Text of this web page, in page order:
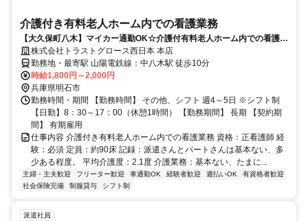
介護付き有料老人ホーム内での看護業務
【大久保町八木】マイカー通勤OK☆介護付有料老人ホーム内での看護業
務(正看護師)/1-8214H/最寄り:中八木駅
株式会社トラストグロース西日本 本店
勤務地・最寄駅 山陽電鉄線：中八木駅 徒歩10分
時給1,800円～2,000円
兵庫県明石市
勤務時間・期間 【勤務時間】 その他、シフト 週4～5日 ※シフト制
【日勤】8：30～17：00（休憩1時間） 【勤務期間】 長期 【契約期
間】 有期雇用
仕事内容 介護付き有料老人ホーム内での看護業務 資格：正看護師 経
験：必須 定員：約90床 記録：派遣さんとパートさんは基本ない、多
少ある程度。 平均介護度：2.1度 介護業務：基本ない、たまに...
主婦・主夫歓迎 フリーター歓迎 車通勤OK 経験者歓迎 週払いOK
有資格者歓迎
社会保険完備
制服貸与 シフト制
派遣社員